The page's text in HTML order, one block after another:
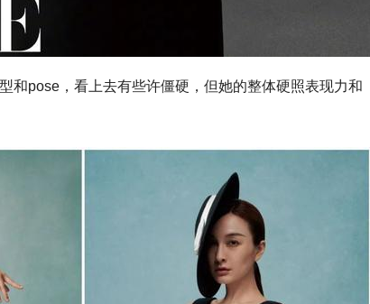
和pose，看上去有些许僵硬，但她的整体硬照表现力和